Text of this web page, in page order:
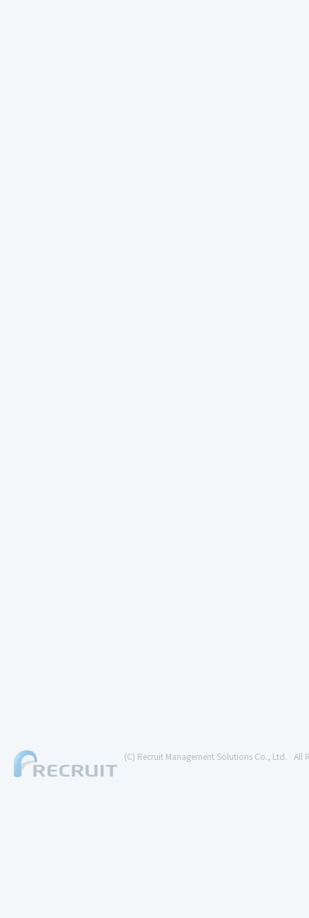
(C) Recruit Management Solutions Co., Ltd. All